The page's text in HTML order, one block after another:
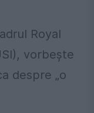
Royal
vorbește
despre „o